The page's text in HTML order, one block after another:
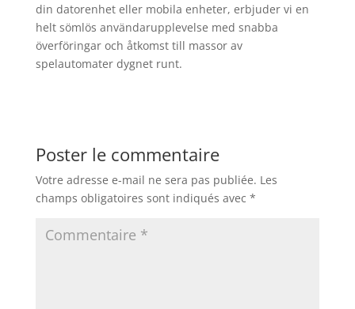
din datorenhet eller mobila enheter, erbjuder vi en
helt sömlös användarupplevelse med snabba
överföringar och åtkomst till massor av
spelautomater dygnet runt.
Poster le commentaire
Votre adresse e-mail ne sera pas publiée. Les
champs obligatoires sont indiqués avec *